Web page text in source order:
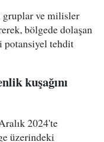
gruplar ve milisler
bölgede dolaşan
potansiyel tehdit
kuşağını
2024'te
üzerindeki